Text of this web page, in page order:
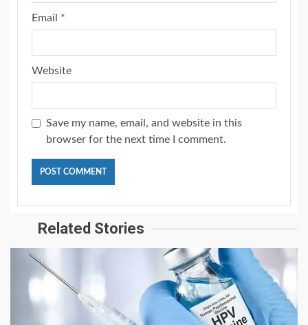
Email *
Website
Save my name, email, and website in this
browser for the next time I comment.
Related Stories